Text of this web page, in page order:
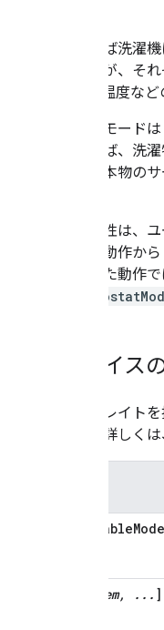
たとえば洗濯
りますが、そ
って、温度な
一部のモード
たとえば、洗
がある本物の
この特性は、
の他の動作か
クされた動作
デバイス
このトレイト
ついて詳しくは
item, ... ]